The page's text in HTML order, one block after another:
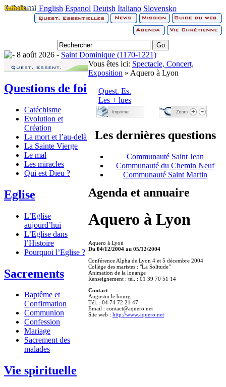
English Espanol Deutsh Italiano Slovensko
8 août 2026 - Saint Dominique (1170-1221)
Questions de foi
Catéchisme
Evolution et
Création
La mort et l’au-delà
La Sainte Vierge
Le mal
Les miracles
Qui est Dieu ?
Eglise
L’Eglise
aujourd’hui
L’Eglise dans
l’Histoire
Pourquoi l’Eglise ?
Sacrements
Baptême et
Confirmation
Communion
Confession
Mariage
Sacrement des
malades
Vie spirituelle
Vous êtes ici: Spectacle, Concert,
Exposition » Aquero à Lyon
Quest. Es.
Les + lues
Les dernières questions
Communauté Saint Jean
Communauté du Chemin Neuf
Communauté Saint Martin
Agenda et annuaire
Aquero à Lyon
Aquero à Lyon
Du 04/12/2004 au 05/12/2004
Conférence Alpha de Lyon 4 et 5 décembre 2004
Collège des maristes : "La Solitude"
Animation de la louange
Renseignement : tél. : 01 39 70 51 14
Contact :
Augustin le bourg
Tél. : 04 74 72 21 47
Email : contact@aquero.net
Site web : http://www.aquero.net